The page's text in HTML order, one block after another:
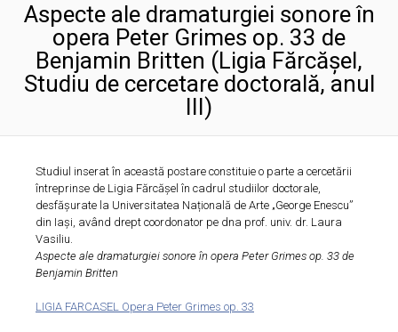
Aspecte ale dramaturgiei sonore în
opera Peter Grimes op. 33 de
Benjamin Britten (Ligia Fărcășel,
Studiu de cercetare doctorală, anul
III)
Studiul inserat în această postare constituie o parte a cercetării
întreprinse de Ligia Fărcășel în cadrul studiilor doctorale,
desfășurate la Universitatea Națională de Arte „George Enescu”
din Iași, având drept coordonator pe dna prof. univ. dr. Laura
Vasiliu.
Aspecte ale dramaturgiei sonore în opera Peter Grimes op. 33 de
Benjamin Britten
LIGIA FARCASEL Opera Peter Grimes op. 33